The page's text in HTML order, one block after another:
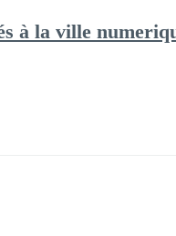
à la ville